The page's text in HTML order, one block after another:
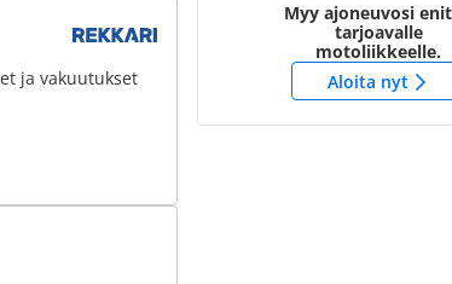
ja vakuutukset
Myy ajoneuvosi
tarjoavalle
motoliikkeelle.
Aloita nyt